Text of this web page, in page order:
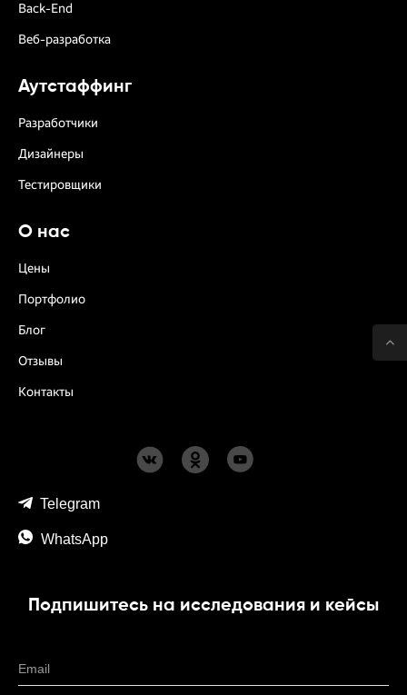
Back-End
Веб-разработка
Аутстаффинг
Разработчики
Дизайнеры
Тестировщики
О нас
Цены
Портфолио
Блог
Отзывы
Контакты
Telegram
WhatsApp
Подпишитесь на исследования и кейсы
Email